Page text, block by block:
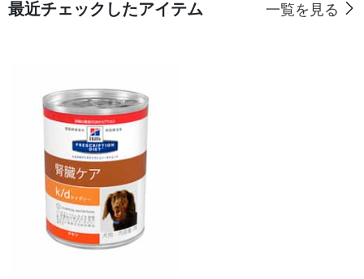
最近チェックしたアイテム 一覧を見る